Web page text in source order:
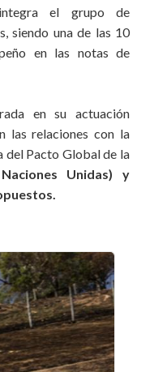
el grupo de
siendo una de las 10
en las notas de
en su actuación
las relaciones con la
del Pacto Global de la
Unidas) y